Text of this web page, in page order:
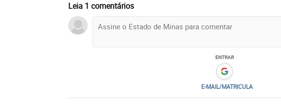
Leia 1 comentários
ENTRAR
E-MAIL/MATRICULA